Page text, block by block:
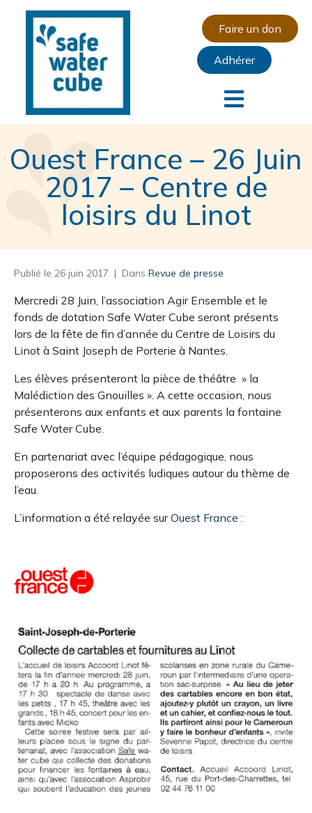
Faire un don
Adhérer
Ouest France – 26 Juin
2017 – Centre de
loisirs du Linot
Publié le 26 juin 2017 Dans Revue de presse
Mercredi 28 Juin, l’association Agir Ensemble et le
fonds de dotation Safe Water Cube seront présents
lors de la fête de fin d’année du Centre de Loisirs du
Linot à Saint Joseph de Porterie à Nantes.
Les élèves présenteront la pièce de théâtre » la
Malédiction des Gnouilles ». A cette occasion, nous
présenterons aux enfants et aux parents la fontaine
Safe Water Cube.
En partenariat avec l’équipe pédagogique, nous
proposerons des activités ludiques autour du thème de
l’eau.
L’information a été relayée surOuest France :